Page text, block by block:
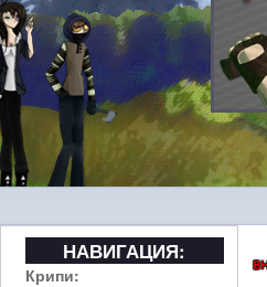
НАВИГАЦИЯ:
Крипи: